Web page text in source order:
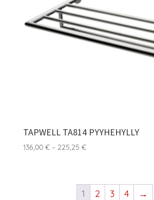
TAPWELL TA814 PYYHEHYLLY
136,00 € – 225,25 €Hintaluokka:
225,25 €
1 2 3 4 →